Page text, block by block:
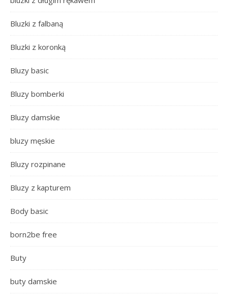
Bluzki z falbaną
Bluzki z koronką
Bluzy basic
Bluzy bomberki
Bluzy damskie
bluzy męskie
Bluzy rozpinane
Bluzy z kapturem
Body basic
born2be free
Buty
buty damskie